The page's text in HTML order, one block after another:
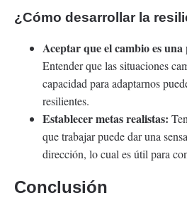
¿Cómo desarrollar la
Aceptar que el cambio es
Entender que las situaciones
capacidad para adaptarnos
resilientes.
Establecer metas realistas:
que trabajar puede dar una
dirección, lo cual es útil para
Conclusión